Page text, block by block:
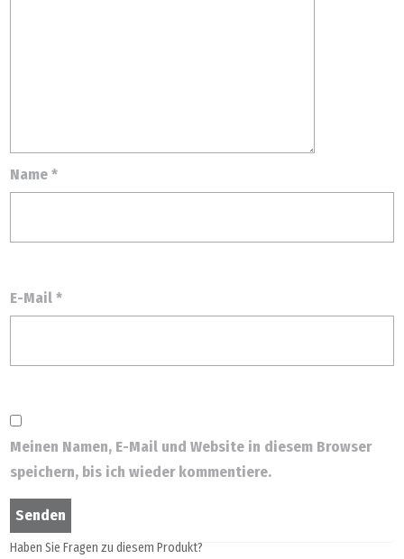
Name*
E-Mail*
Meinen Namen, E-Mail und Website in diesem Browser
speichern, bis ich wieder kommentiere.
Haben Sie Fragen zu diesem Produkt?